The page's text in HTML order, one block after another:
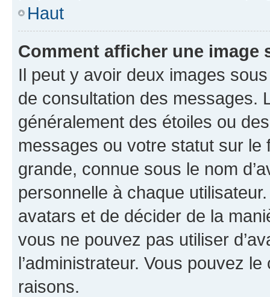
Haut
Comment afficher une image
Il peut y avoir deux images
de consultation des messages.
généralement des étoiles ou
messages ou votre statut sur
grande, connue sous le nom
personnelle à chaque utilisateur.
avatars et de décider de la
vous ne pouvez pas utiliser
l’administrateur. Vous pouvez
raisons.